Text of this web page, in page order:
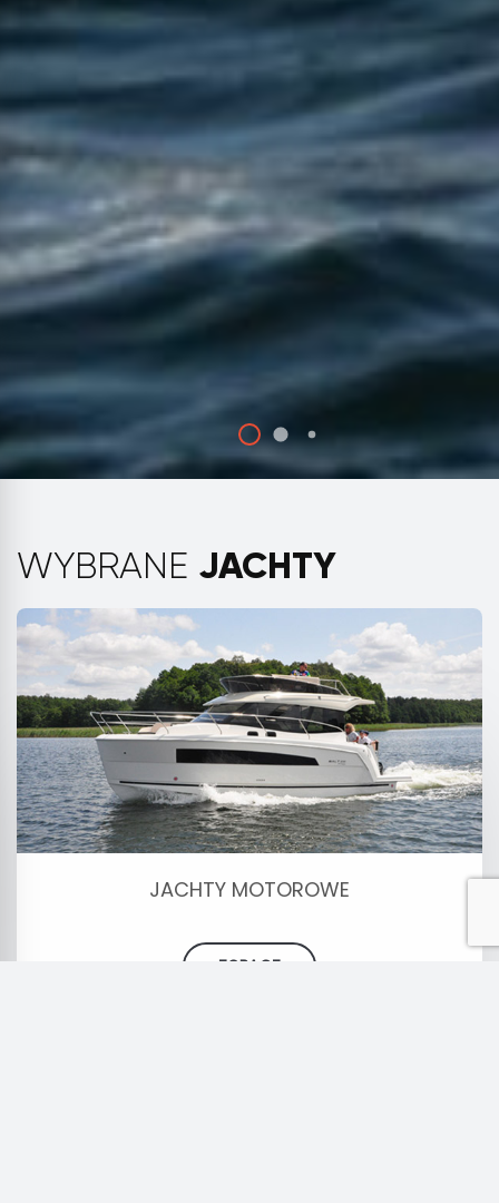
WYBRANE JACHTY
JACHTY MOTOROWE
ZOBACZ